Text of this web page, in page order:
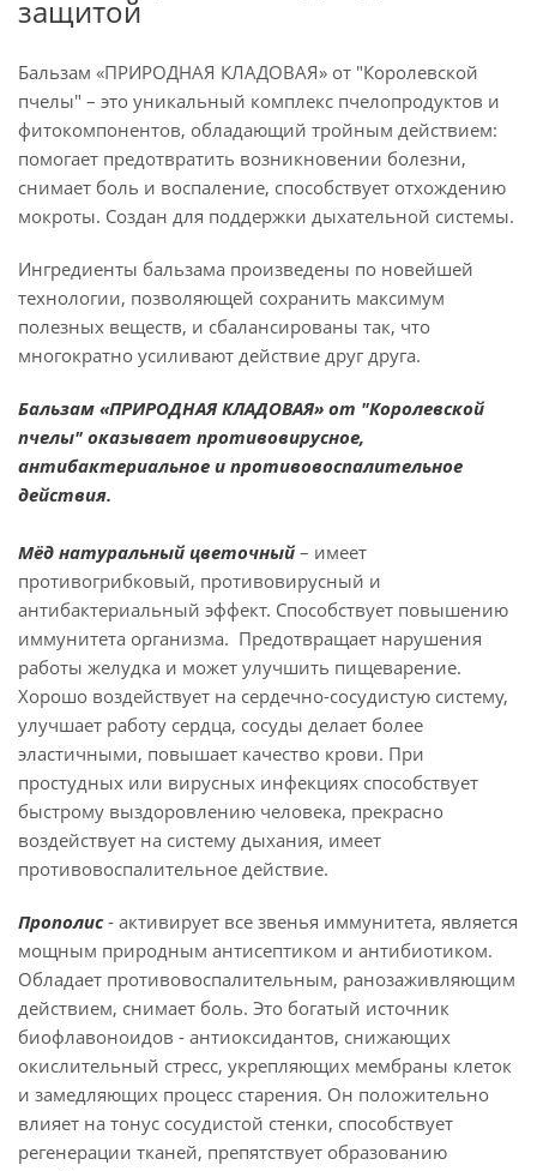
защитой
Бальзам «ПРИРОДНАЯ КЛАДОВАЯ» от "Королевской
пчелы" – это уникальный комплекс пчелопродуктов и
фитокомпонентов, обладающий тройным действием:
помогает предотвратить возникновении болезни,
снимает боль и воспаление, способствует отхождению
мокроты. Создан для поддержки дыхательной системы.
Ингредиенты бальзама произведены по новейшей
технологии, позволяющей сохранить максимум
полезных веществ, и сбалансированы так, что
многократно усиливают действие друг друга.
Бальзам «ПРИРОДНАЯ КЛАДОВАЯ» от "Королевской
пчелы" оказывает противовирусное,
антибактериальное и противовоспалительное
действия.
Мёд натуральный цветочный– имеет
противогрибковый, противовирусный и
антибактериальный эффект. Способствует повышению
иммунитета организма. Предотвращает нарушения
работы желудка и может улучшить пищеварение.
Хорошо воздействует на сердечно-сосудистую систему,
улучшает работу сердца, сосуды делает более
эластичными, повышает качество крови. При
простудных или вирусных инфекциях способствует
быстрому выздоровлению человека, прекрасно
воздействует на систему дыхания, имеет
противовоспалительное действие.
Прополис- активирует все звенья иммунитета, является
мощным природным антисептиком и антибиотиком.
Обладает противовоспалительным, ранозаживляющим
действием, снимает боль. Это богатый источник
биофлавоноидов - антиоксидантов, снижающих
окислительный стресс, укрепляющих мембраны клеток
и замедляющих процесс старения. Он положительно
влияет на тонус сосудистой стенки, способствует
регенерации тканей, препятствует образованию